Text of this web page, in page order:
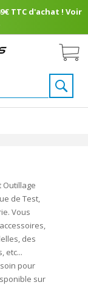
TTC d'achat ! Voir
Outillage
de Test,
. Vous
des
etc...
pour
sur